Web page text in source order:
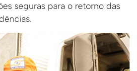
seguras para o retorno das